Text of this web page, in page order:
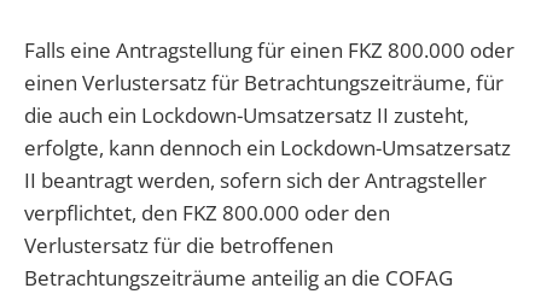
Falls eine Antragstellung für einen FKZ 800.000 oder
einen Verlustersatz für Betrachtungszeiträume, für
die auch ein Lockdown-Umsatzersatz II zusteht,
erfolgte, kann dennoch ein Lockdown-Umsatzersatz
II beantragt werden, sofern sich der Antragsteller
verpflichtet, den FKZ 800.000 oder den
Verlustersatz für die betroffenen
Betrachtungszeiträume anteilig an die COFAG